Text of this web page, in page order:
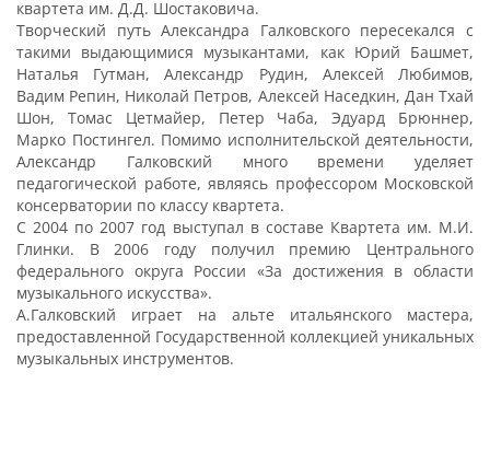
квартета им. Д.Д. Шостаковича.
Творческий путь Александра Галковского пересекался с
такими выдающимися музыкантами, как Юрий Башмет,
Наталья Гутман, Александр Рудин, Алексей Любимов,
Вадим Репин, Николай Петров, Алексей Наседкин, Дан Тхай
Шон, Томас Цетмайер, Петер Чаба, Эдуард Брюннер,
Марко Постингел. Помимо исполнительской деятельности,
Александр Галковский много времени уделяет
педагогической работе, являясь профессором Московской
консерватории по классу квартета.
С 2004 по 2007 год выступал в составе Квартета им. М.И.
Глинки. В 2006 году получил премию Центрального
федерального округа России «За достижения в области
музыкального искусства».
А.Галковский играет на альте итальянского мастера,
предоставленной Государственной коллекцией уникальных
музыкальных инструментов.